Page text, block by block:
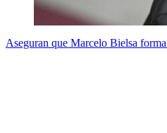
Aseguran que Marcelo Bielsa